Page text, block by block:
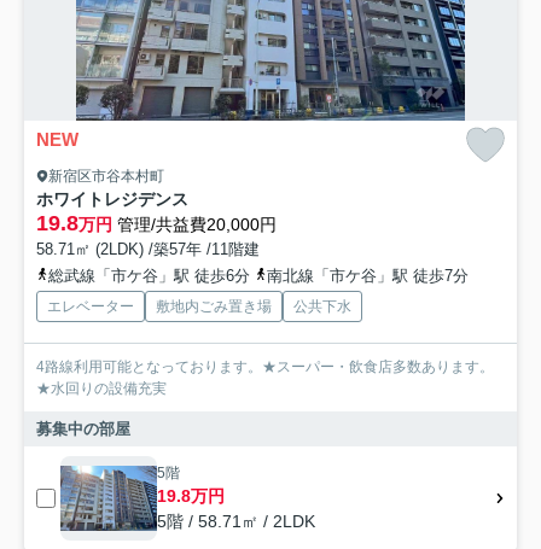
NEW
新宿区市谷本村町
ホワイトレジデンス
19.8万円 管理/共益費20,000円
58.71㎡ (2LDK) /築57年 /11階建
総武線「市ケ谷」駅 徒歩6分
南北線「市ケ谷」駅 徒歩7分
エレベーター 敷地内ごみ置き場 公共下水
4路線利用可能となっております。★スーパー・飲食店多数あります。
★水回りの設備充実
募集中の部屋
5階
19.8万円
5階 / 58.71㎡ / 2LDK